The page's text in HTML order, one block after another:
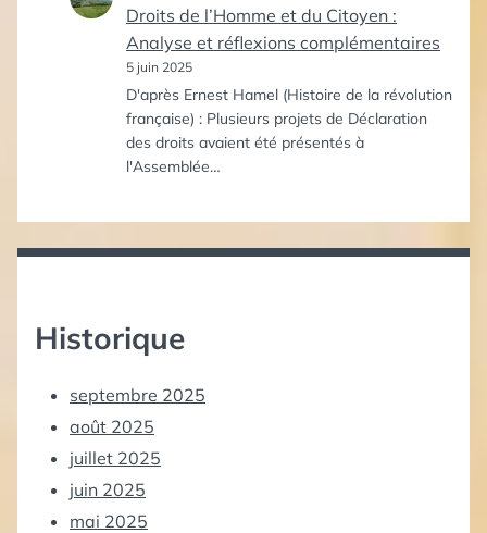
Droits de l’Homme et du Citoyen :
Analyse et réflexions complémentaires
5 juin 2025
D'après Ernest Hamel (Histoire de la révolution
française) : Plusieurs projets de Déclaration
des droits avaient été présentés à
l'Assemblée…
Historique
septembre 2025
août 2025
juillet 2025
juin 2025
mai 2025